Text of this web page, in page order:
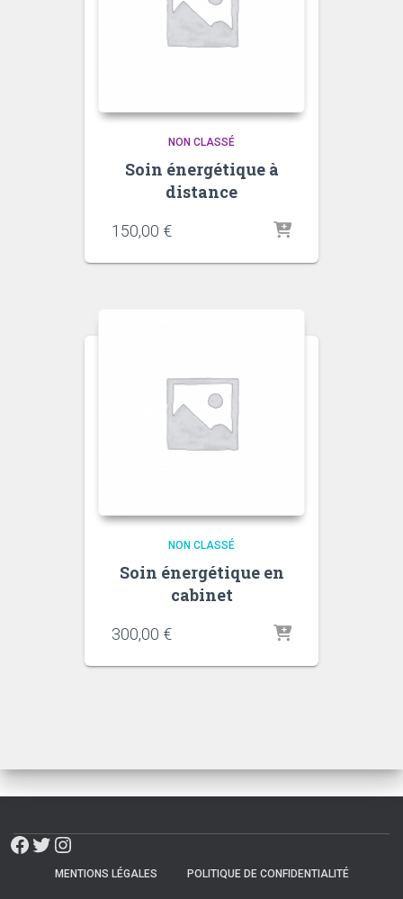
NON CLASSÉ
Soin énergétique à
distance
150,00 €
NON CLASSÉ
Soin énergétique en
cabinet
300,00 €
FACEBOOK TWITTER INSTAGRAM
MENTIONS LÉGALES POLITIQUE DE CONFIDENTIALITÉ